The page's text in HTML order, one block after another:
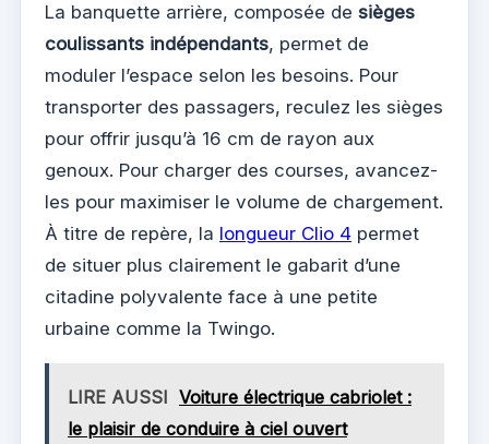
La banquette arrière, composée de sièges
coulissants indépendants, permet de
moduler l’espace selon les besoins. Pour
transporter des passagers, reculez les sièges
pour offrir jusqu’à 16 cm de rayon aux
genoux. Pour charger des courses, avancez-
les pour maximiser le volume de chargement.
À titre de repère, la longueur Clio 4 permet
de situer plus clairement le gabarit d’une
citadine polyvalente face à une petite
urbaine comme la Twingo.
LIRE AUSSI Voiture électrique cabriolet :
le plaisir de conduire à ciel ouvert